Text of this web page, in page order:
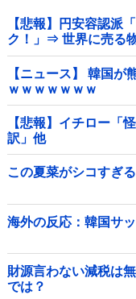
【悲報】円安容認派
ク！」⇒ 世界に売る
敗・・・
【ニュース】 韓国
ｗｗｗｗｗｗｗ
【悲報】イチロー「
訳」他
この夏菜がシコすぎ
海外の反応：韓国サ
財源言わない減税は
では？